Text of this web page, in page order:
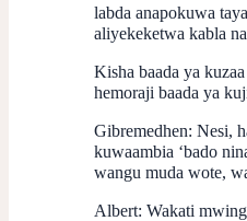
labda anapokuwa
aliyekeketwa kabla
Kisha baada ya
hemoraji baada ya
Gibremedhen: Nesi,
kuwaambia ‘bado
wangu muda wote,
Albert: Wakati